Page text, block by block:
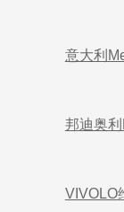
意大利
邦迪奥
VIVOLO